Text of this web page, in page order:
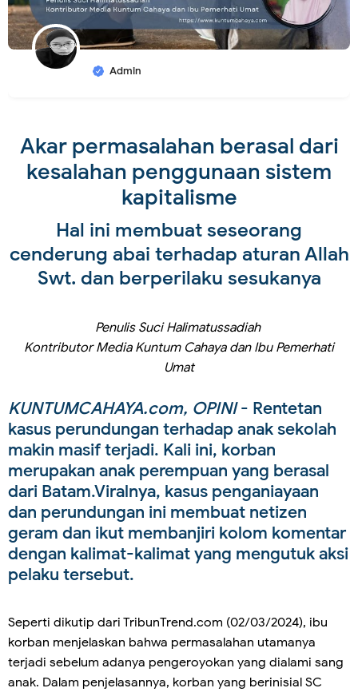
Admin
Akar permasalahan berasal dari
kesalahan penggunaan sistem
kapitalisme
Hal ini membuat seseorang
cenderung abai terhadap aturan Allah
Swt. dan berperilaku sesukanya
Penulis Suci Halimatussadiah
Kontributor Media Kuntum Cahaya dan Ibu Pemerhati
Umat
KUNTUMCAHAYA.com, OPINI- Rentetan
kasus perundungan terhadap anak sekolah
makin masif terjadi. Kali ini, korban
merupakan anak perempuan yang berasal
dari Batam.Viralnya, kasus penganiayaan
dan perundungan ini membuat netizen
geram dan ikut membanjiri kolom komentar
dengan kalimat-kalimat yang mengutuk aksi
pelaku tersebut.
Seperti dikutip dari TribunTrend.com (02/03/2024), ibu
korban menjelaskan bahwa permasalahan utamanya
terjadi sebelum adanya pengeroyokan yang dialami sang
anak. Dalam penjelasannya, korban yang berinisial SC